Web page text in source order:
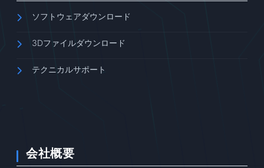
ソフトウェアダウンロード
3Dファイルダウンロード
テクニカルサポート
会社概要